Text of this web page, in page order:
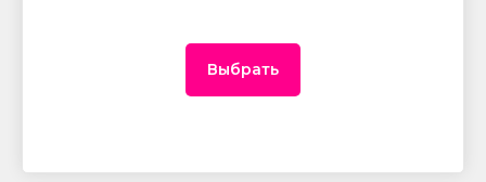
Выбрать